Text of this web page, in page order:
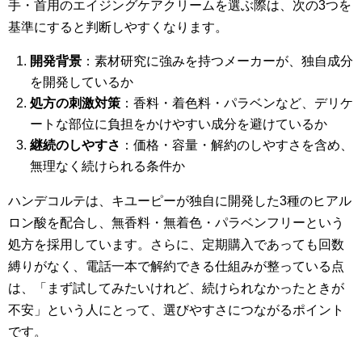
手・首用のエイジングケアクリームを選ぶ際は、次の3つを
基準にすると判断しやすくなります。
開発背景 ：素材研究に強みを持つメーカーが、独自成分
を開発しているか
処方の刺激対策 ：香料・着色料・パラベンなど、デリケ
ートな部位に負担をかけやすい成分を避けているか
継続のしやすさ ：価格・容量・解約のしやすさを含め、
無理なく続けられる条件か
ハンデコルテは、キユーピーが独自に開発した3種のヒアル
ロン酸を配合し、無香料・無着色・パラベンフリーという
処方を採用しています。さらに、定期購入であっても回数
縛りがなく、電話一本で解約できる仕組みが整っている点
は、「まず試してみたいけれど、続けられなかったときが
不安」という人にとって、選びやすさにつながるポイント
です。